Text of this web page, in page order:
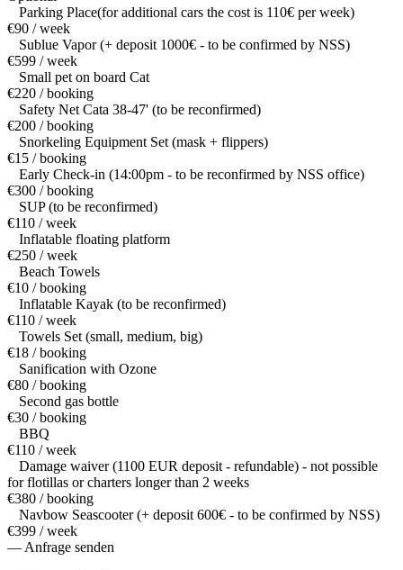
Parking Place(for additional cars the cost is 110€ per week)
€90 / week
Sublue Vapor (+ deposit 1000€ - to be confirmed by NSS)
€599 / week
Small pet on board Cat
€220 / booking
Safety Net Cata 38-47' (to be reconfirmed)
€200 / booking
Snorkeling Equipment Set (mask + flippers)
€15 / booking
Early Check-in (14:00pm - to be reconfirmed by NSS office)
€300 / booking
SUP (to be reconfirmed)
€110 / week
Inflatable floating platform
€250 / week
Beach Towels
€10 / booking
Inflatable Kayak (to be reconfirmed)
€110 / week
Towels Set (small, medium, big)
€18 / booking
Sanification with Ozone
€80 / booking
Second gas bottle
€30 / booking
BBQ
€110 / week
Damage waiver (1100 EUR deposit - refundable) - not possible
for flotillas or charters longer than 2 weeks
€380 / booking
Navbow Seascooter (+ deposit 600€ - to be confirmed by NSS)
€399 / week
— Anfrage senden